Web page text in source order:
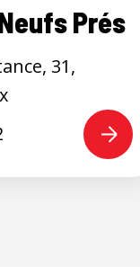
Prés
31,